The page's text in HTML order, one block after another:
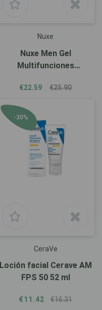
Nuxe
Nuxe Men Gel
Multifunciones
€22.59 €25.90
-30%
CeraVe
Loción facial Cerave AM
FPS 50 52 ml
€11.42 €16.31